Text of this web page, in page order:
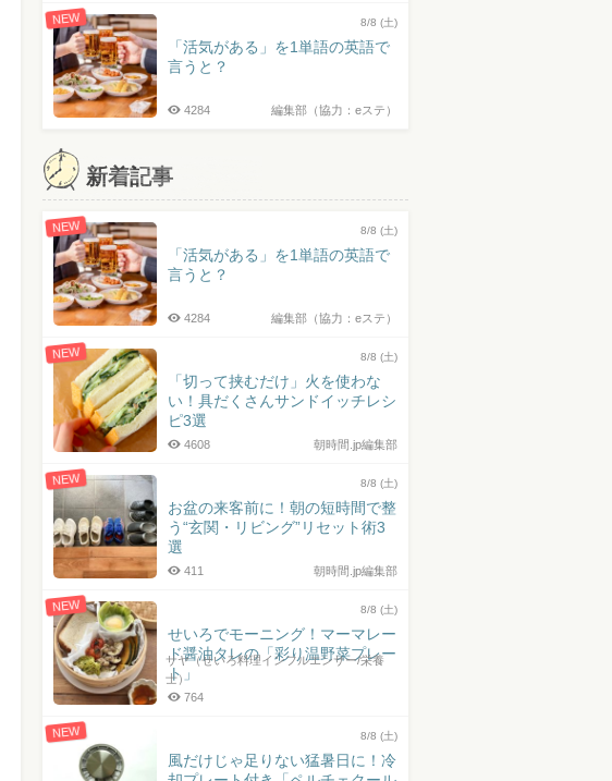
NEW 8/8 (土)
「活気がある」を1単語の英語で
言うと？
編集部（協力：eステ）
4284
新着記事
NEW 8/8 (土)
「活気がある」を1単語の英語で
言うと？
編集部（協力：eステ）
4284
NEW 8/8 (土)
「切って挟むだけ」火を使わな
い！具だくさんサンドイッチレシ
ピ3選
朝時間.jp編集部
4608
NEW 8/8 (土)
お盆の来客前に！朝の短時間で整
う“玄関・リビング”リセット術3
選
朝時間.jp編集部
411
NEW 8/8 (土)
せいろでモーニング！マーマレー
ド醤油タレの「彩り温野菜プレー
ト」
サヤ（せいろ料理インフルエンサー/栄養
士）
764
NEW 8/8 (土)
風だけじゃ足りない猛暑日に！冷